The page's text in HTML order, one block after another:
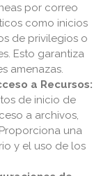
por correo
como inicios
de privilegios o
Esto garantiza
amenazas.
a Recursos:
de inicio de
a archivos,
una
y el uso de los